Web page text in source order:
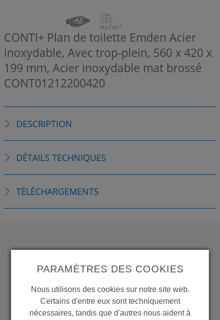
CONTI+ Plan de toilette Emden Acier
inoxydable, Avec trop-plein, 560 x 420 x
199 mm, Acier inoxydable mat brossé
CONT01212200420
DESCRIPTION
DÉTAILS TECHNIQUES
TÉLÉCHARGEMENTS
MORE PRODUCTS?
PARAMÈTRES DES COOKIES
Nous utilisons des cookies sur notre site web.
Certains d'entre eux sont techniquement
nécessaires, tandis que d'autres nous aident à